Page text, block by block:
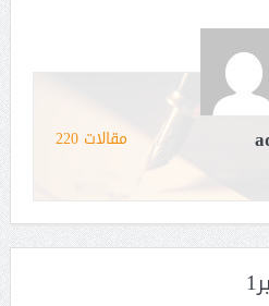
مقالات 220